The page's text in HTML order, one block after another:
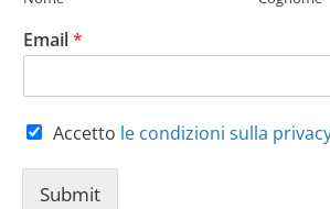
Email*
Accetto le condizioni sulla
Submit